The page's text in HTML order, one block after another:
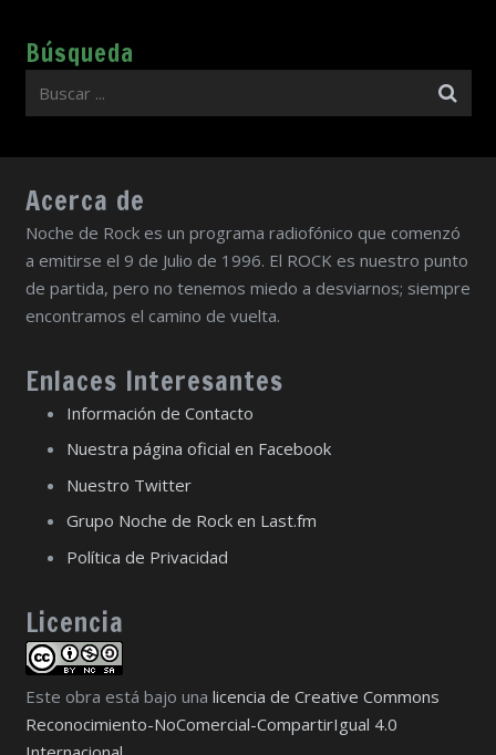
Búsqueda
Acerca de
Noche de Rock es un programa radiofónico que comenzó
a emitirse el 9 de Julio de 1996. El ROCK es nuestro punto
de partida, pero no tenemos miedo a desviarnos; siempre
encontramos el camino de vuelta.
Enlaces Interesantes
Información de Contacto
Nuestra página oficial en Facebook
Nuestro Twitter
Grupo Noche de Rock en Last.fm
Política de Privacidad
Licencia
Este obra está bajo una licencia de Creative Commons
Reconocimiento-NoComercial-CompartirIgual 4.0